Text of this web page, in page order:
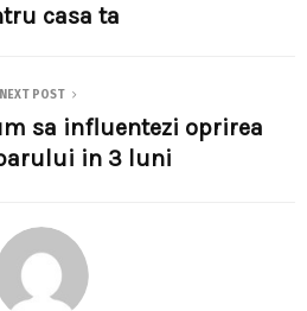
casa ta
NEXT POST
sa influentezi oprirea
in 3 luni